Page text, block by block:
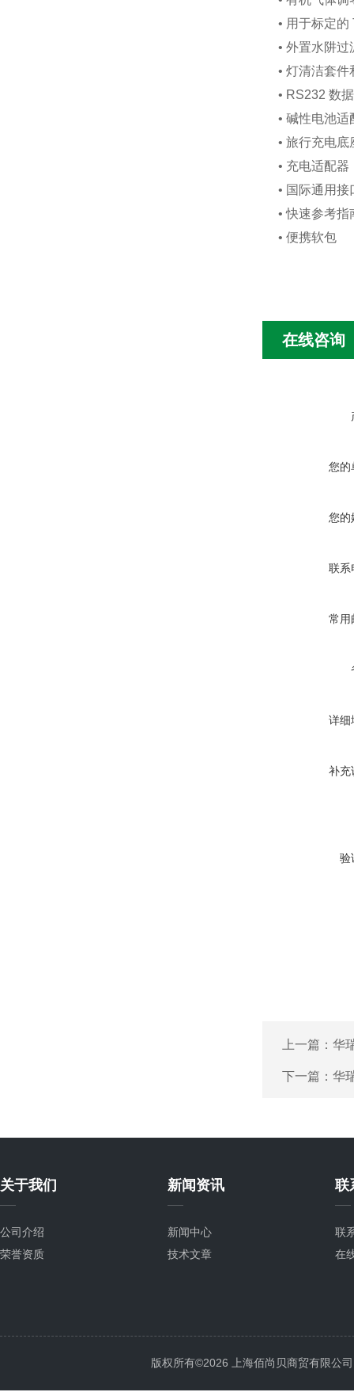
• 用于标定的
• 外置水阱过
• 灯清洁套件
• RS232 数
• 碱性电池适
• 旅行充电底
• 充电适配器
• 国际通用接
• 快速参考指
• 便携软包
在线咨询
您的
您的
联系
常用
详细
补充
验
上一篇： 华
下一篇： 华
关于我们
公司介绍
荣誉资质
新闻资讯
新闻中心
技术文章
联
联
在
版权所有©2026 上海佰尚贝商贸有限公